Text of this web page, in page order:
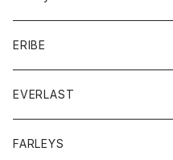
シャツ
Tシャツ
グッズ
帽子
トップス
シャツ
ボトム
ERIBE
ニット
EVERLAST
トップス
FARLEYS